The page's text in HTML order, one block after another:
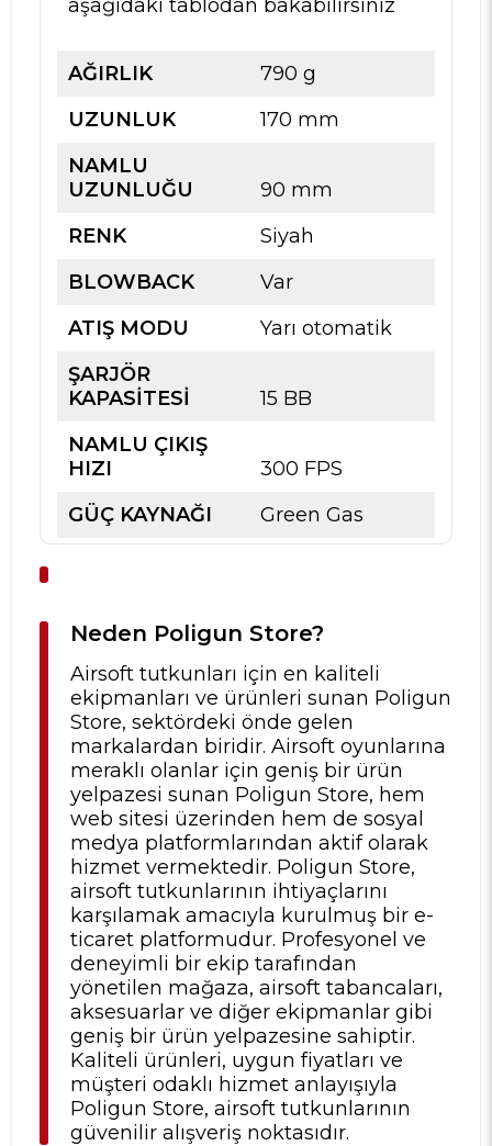
aşağıdaki tablodan bakabilirsiniz
AĞIRLIK
790 g
UZUNLUK
170 mm
NAMLU
UZUNLUĞU
90 mm
RENK
Siyah
BLOWBACK
Var
ATIŞ MODU
Yarı otomatik
ŞARJÖR
KAPASİTESİ
15 BB
NAMLU ÇIKIŞ
HIZI
300 FPS
GÜÇ KAYNAĞI
Green Gas
Neden Poligun Store?
Airsoft tutkunları için en kaliteli
ekipmanları ve ürünleri sunan Poligun
Store, sektördeki önde gelen
markalardan biridir. Airsoft oyunlarına
meraklı olanlar için geniş bir ürün
yelpazesi sunan Poligun Store, hem
web sitesi üzerinden hem de sosyal
medya platformlarından aktif olarak
hizmet vermektedir. Poligun Store,
airsoft tutkunlarının ihtiyaçlarını
karşılamak amacıyla kurulmuş bir e-
ticaret platformudur. Profesyonel ve
deneyimli bir ekip tarafından
yönetilen mağaza, airsoft tabancaları,
aksesuarlar ve diğer ekipmanlar gibi
geniş bir ürün yelpazesine sahiptir.
Kaliteli ürünleri, uygun fiyatları ve
müşteri odaklı hizmet anlayışıyla
Poligun Store, airsoft tutkunlarının
güvenilir alışveriş noktasıdır.